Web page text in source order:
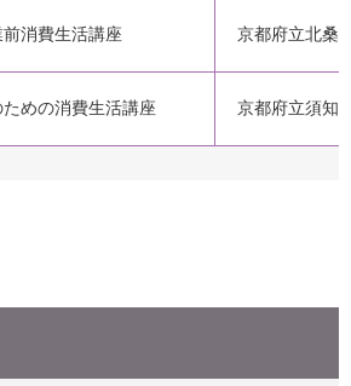
消費生活講座 京都府立北桑
めの消費生活講座 京都府立須知